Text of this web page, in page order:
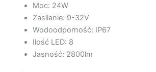
Moc: 24W
Zasilanie: 9-32V
Wodoodporność: IP67
Ilość LED: 8
Jasność: 2800lm